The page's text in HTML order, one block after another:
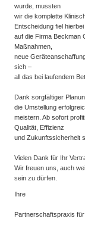
wurde, mussten
wir die komplette
Entscheidung fiel hierbei
auf die Firma Beckman
Maßnahmen,
neue
sich –
all das bei laufendem
Dank sorgfältiger
die Umstellung
meistern. Ab sofort
Qualität, Effizienz
und Zukunftssicherheit
Vielen Dank für Ihr
Wir freuen uns, auch
sein zu dürfen.
Ihre
Partnerschaftspraxis